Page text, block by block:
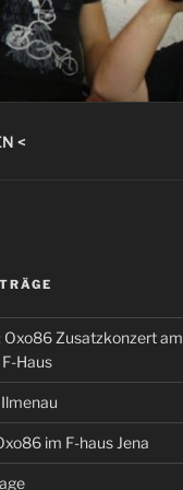
<
Oxo86 Zusatzkonzert am
Haus
im F-haus Jena